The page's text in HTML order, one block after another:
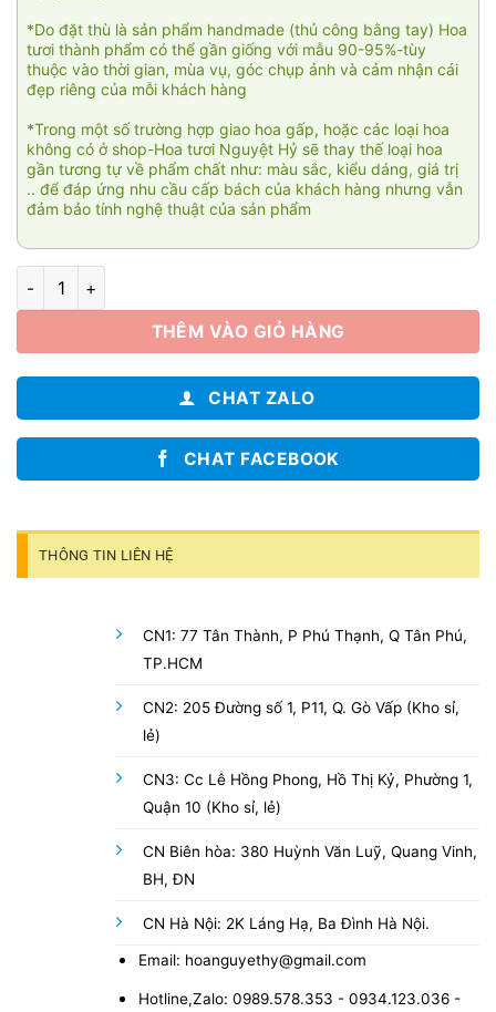
*Do đặt thù là sản phẩm handmade (thủ công bằng tay) Hoa
tươi thành phẩm có thể gần giống với mẫu 90-95%-tùy
thuộc vào thời gian, mùa vụ, góc chụp ảnh và cảm nhận cái
đẹp riêng của mỗi khách hàng
*Trong một số trường hợp giao hoa gấp, hoặc các loại hoa
không có ở shop-Hoa tươi Nguyệt Hỷ sẽ thay thế loại hoa
gần tương tự về phẩm chất như: màu sắc, kiểu dáng, giá trị
.. để đáp ứng nhu cầu cấp bách của khách hàng nhưng vẫn
đảm bảo tính nghệ thuật của sản phẩm
Chân phương số lượng
THÊM VÀO GIỎ HÀNG
CHAT ZALO
CHAT FACEBOOK
THÔNG TIN LIÊN HỆ
CN1: 77 Tân Thành, P Phú Thạnh, Q Tân Phú,
TP.HCM
CN2: 205 Đường số 1, P11, Q. Gò Vấp (Kho sỉ,
lẻ)
CN3: Cc Lê Hồng Phong, Hồ Thị Kỷ, Phường 1,
Quận 10 (Kho sỉ, lẻ)
CN Biên hòa: 380 Huỳnh Văn Luỹ, Quang Vinh,
BH, ĐN
CN Hà Nội: 2K Láng Hạ, Ba Đình Hà Nội.
Email: hoanguyethy@gmail.com
Hotline,Zalo: 0989.578.353 - 0934.123.036 -